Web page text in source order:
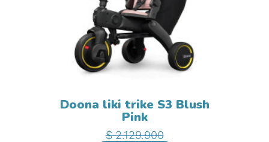
Doona liki trike S3 Blush
PinkPrecio base
$ 2.129.900Precio